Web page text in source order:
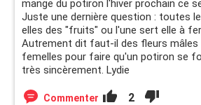
mange du potiron l'hiver prochain ce
Juste une dernière question : toutes
elles des "fruits" ou l'une sert elle à
Autrement dit faut-il des fleurs mâles
femelles pour faire qu'un potiron se
très sincèrement. Lydie
Commenter 2